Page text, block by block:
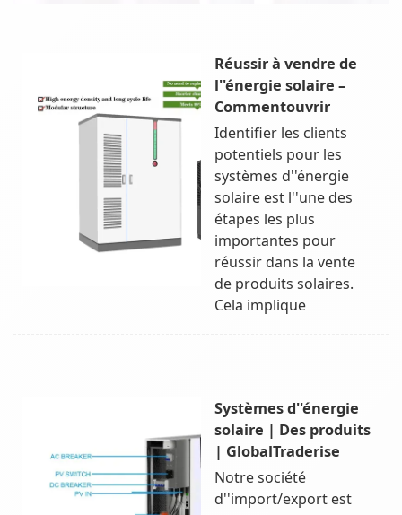
Réussir à vendre de
l''énergie solaire –
Commentouvrir
Identifier les clients
potentiels pour les
systèmes d''énergie
solaire est l''une des
étapes les plus
importantes pour
réussir dans la vente
de produits solaires.
Cela implique
Systèmes d''énergie
solaire | Des produits
| GlobalTraderise
Notre société
d''import/export est